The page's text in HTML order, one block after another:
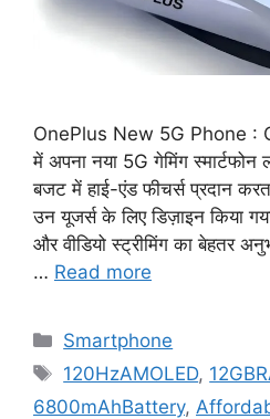
OnePlus New 5G Phone :
में अपना नया 5G गेमिंग स्मार्टफोन
बजट में हाई-एंड फीचर्स प्रदान
उन यूजर्स के लिए डिज़ाइन किया
और वीडियो स्ट्रीमिंग का बेहतर
… Read more
Categories
Smartphone
Tags
120HzAMOLED,
6800mAhBattery,